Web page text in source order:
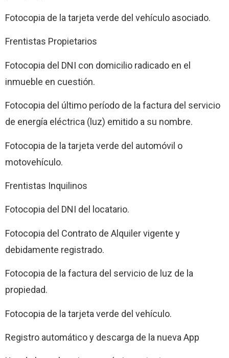
Fotocopia de la tarjeta verde del vehículo asociado.
Frentistas Propietarios
Fotocopia del DNI con domicilio radicado en el
inmueble en cuestión.
Fotocopia del último período de la factura del servicio
de energía eléctrica (luz) emitido a su nombre.
Fotocopia de la tarjeta verde del automóvil o
motovehículo.
Frentistas Inquilinos
Fotocopia del DNI del locatario.
Fotocopia del Contrato de Alquiler vigente y
debidamente registrado.
Fotocopia de la factura del servicio de luz de la
propiedad.
Fotocopia de la tarjeta verde del vehículo.
Registro automático y descarga de la nueva App